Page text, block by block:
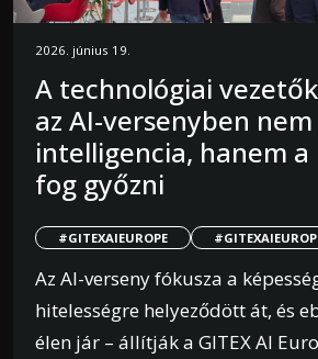
2026. június 19.
A technológiai
az AI-versenyben nem
intelligencia, hanem a
fog győzni
#GITEXAIEUROPE
Az AI-verseny fókusza a
hitelességre helyeződött át, és
élen jár – állítják a GITEX AI